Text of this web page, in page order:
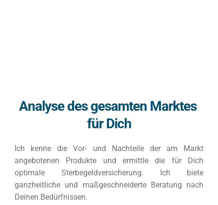
Analyse des gesamten Marktes
für Dich
Ich kenne die Vor- und Nachteile der am Markt
angebotenen Produkte und ermittle die für Dich
optimale Sterbegeldversicherung. Ich biete
ganzheitliche und maßgeschneiderte Beratung nach
Deinen Bedürfnissen.